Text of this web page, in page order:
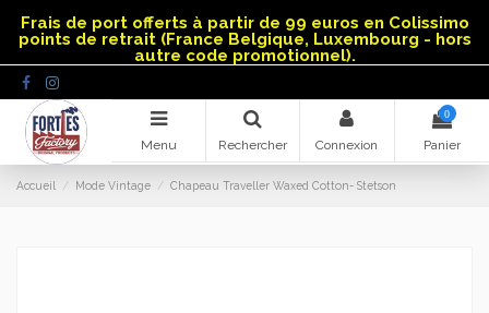
Frais de port offerts à partir de 99 euros en Colissimo
points de retrait (France Belgique, Luxembourg - hors
autre code promotionnel).
Menu Rechercher Connexion
0
Panier
Accueil Mode Vintage Chapeau Traveller Waxed Cotton- Stetson